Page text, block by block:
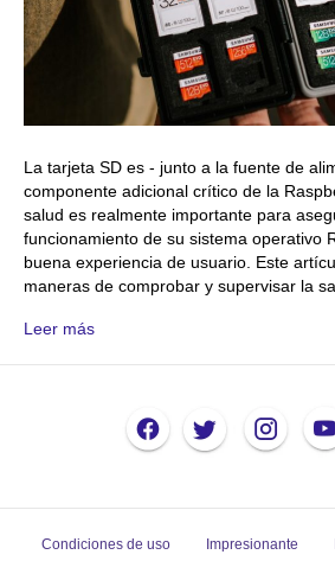
La tarjeta SD es - junto a la fuente de
componente adicional crítico de la
salud es realmente importante para
funcionamiento de su sistema operativo
buena experiencia de usuario. Este
maneras de comprobar y supervisar la
Leer más
Condiciones de uso Impresionante